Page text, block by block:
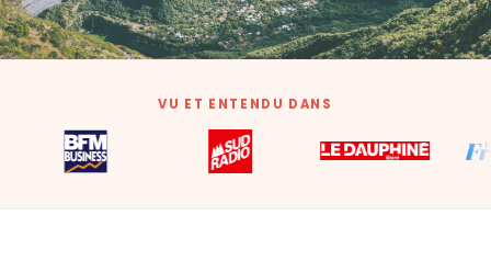
VU ET ENTENDU DANS